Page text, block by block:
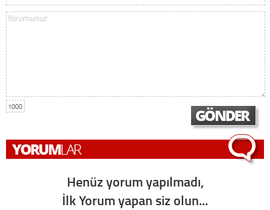
1000
Henüz yorum yapılmadı,
İlk Yorum yapan siz olun...